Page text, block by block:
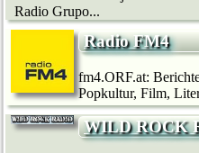
Radio Grupo...
Radio FM4
fm4.ORF.at:
Popkultur, Film,
WILD ROCK